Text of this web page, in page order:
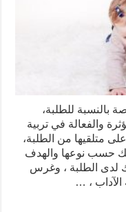
بالنسبة للطلبة،
والفعالة في تربية
متلقيها من الطلبة،
ذلك حسب نوعها والهدف
لدى الطلبة ، وغرس
الآداب ، …